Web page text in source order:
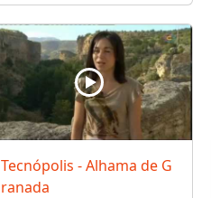
Tecnópolis - Alhama de G
ranada